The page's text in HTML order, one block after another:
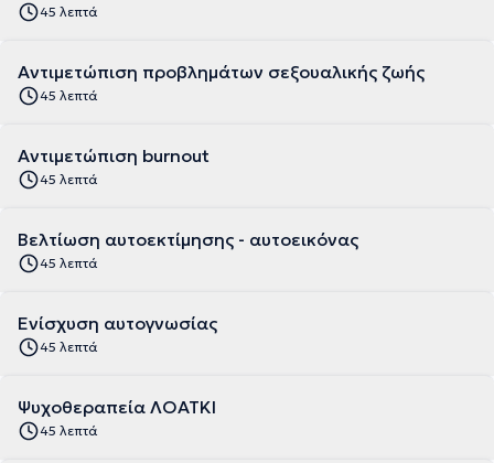
45 λεπτά
Αντιμετώπιση προβλημάτων σεξουαλικής ζωής
45 λεπτά
Αντιμετώπιση burnout
45 λεπτά
Βελτίωση αυτοεκτίμησης - αυτοεικόνας
45 λεπτά
Ενίσχυση αυτογνωσίας
45 λεπτά
Ψυχοθεραπεία ΛΟΑΤΚΙ
45 λεπτά